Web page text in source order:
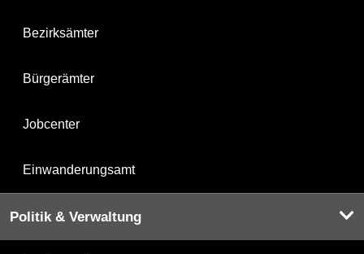
Bezirksämter
Bürgerämter
Jobcenter
Einwanderungsamt
Politik & Verwaltung